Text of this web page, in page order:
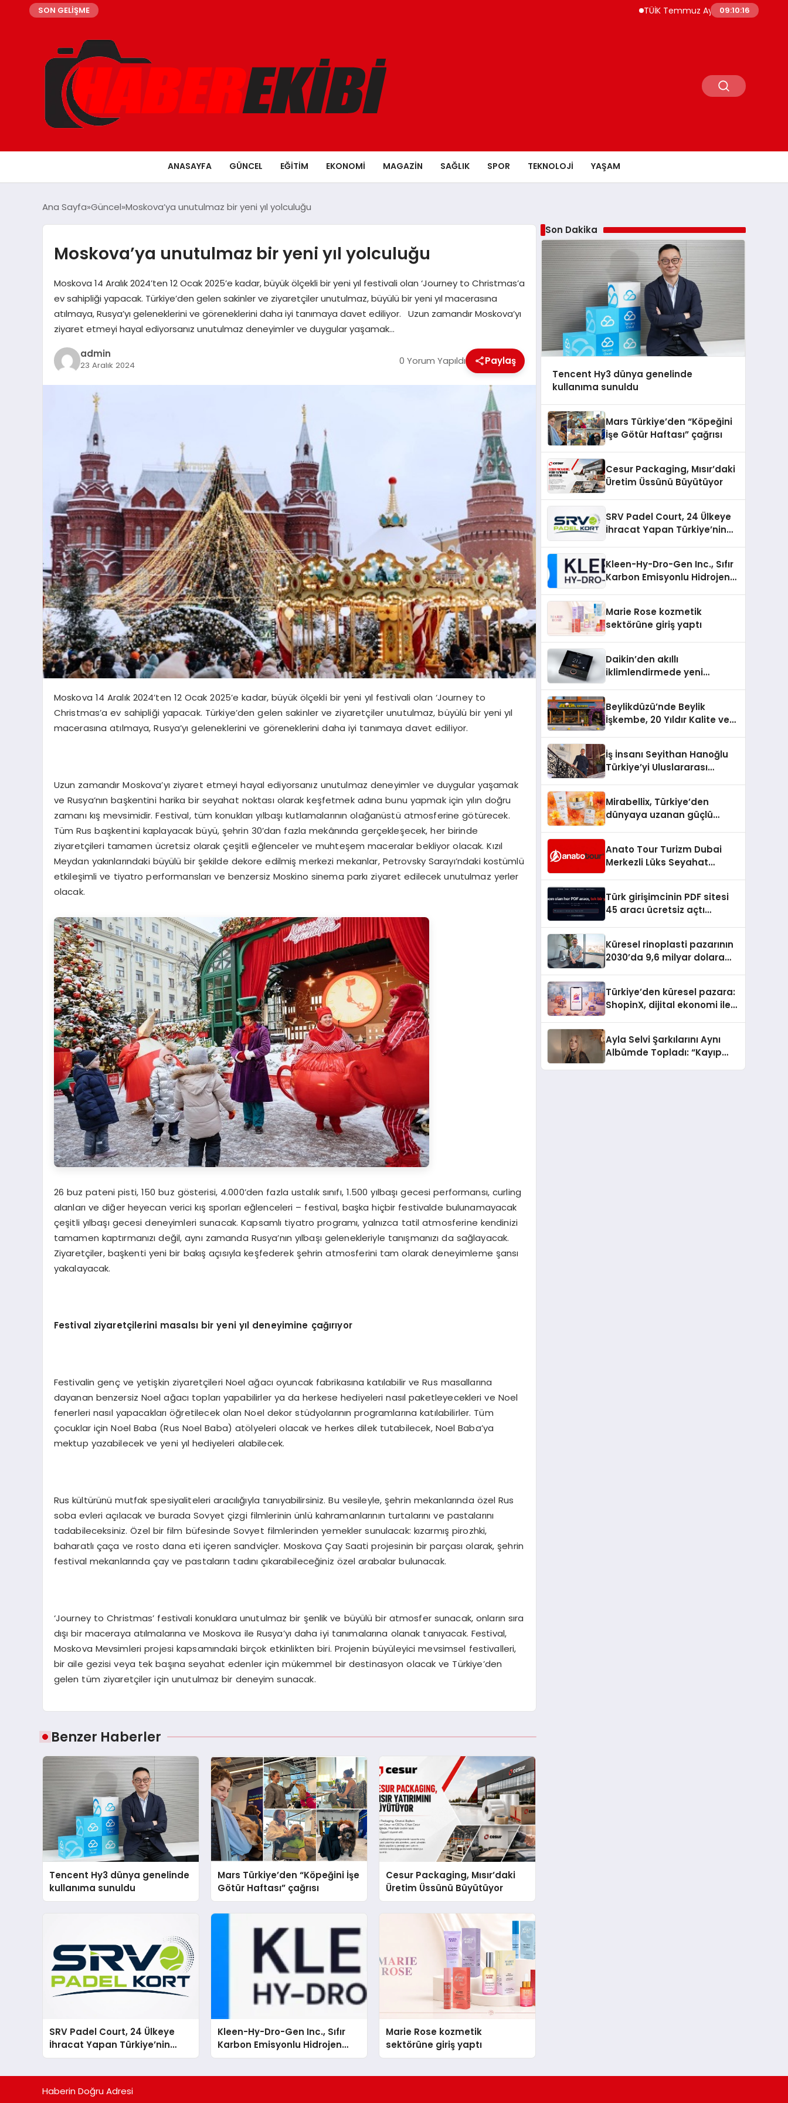
SON GELİŞME TÜİK Temmuz Ayında Fiyatı En Çok Artan
09:10:17
ANASAYFA GÜNCEL EĞITIM EKONOMI MAGAZIN SAĞLIK SPOR TEKNOLOJI YAŞAM
Ana Sayfa Güncel Moskova’ya unutulmaz bir yeni yıl yolculuğu
Moskova’ya unutulmaz bir yeni yıl yolculuğu
Moskova 14 Aralık 2024’ten 12 Ocak 2025’e kadar, büyük ölçekli bir yeni yıl festivali olan ‘Journey to Christmas’a
ev sahipliği yapacak. Türkiye’den gelen sakinler ve ziyaretçiler unutulmaz, büyülü bir yeni yıl macerasına
atılmaya, Rusya’yı geleneklerini ve göreneklerini daha iyi tanımaya davet ediliyor. Uzun zamandır Moskova’yı
ziyaret etmeyi hayal ediyorsanız unutulmaz deneyimler ve duygular yaşamak…
admin
23 Aralık 2024 0 Yorum Yapıldı Paylaş
Moskova 14 Aralık 2024’ten 12 Ocak 2025’e kadar, büyük ölçekli bir yeni yıl festivali olan ‘Journey to
Christmas’a ev sahipliği yapacak. Türkiye’den gelen sakinler ve ziyaretçiler unutulmaz, büyülü bir yeni yıl
macerasına atılmaya, Rusya’yı geleneklerini ve göreneklerini daha iyi tanımaya davet ediliyor.
Uzun zamandır Moskova’yı ziyaret etmeyi hayal ediyorsanız unutulmaz deneyimler ve duygular yaşamak
ve Rusya’nın başkentini harika bir seyahat noktası olarak keşfetmek adına bunu yapmak için yılın doğru
zamanı kış mevsimidir. Festival, tüm konukları yılbaşı kutlamalarının olağanüstü atmosferine götürecek.
Tüm Rus başkentini kaplayacak büyü, şehrin 30’dan fazla mekânında gerçekleşecek, her birinde
ziyaretçileri tamamen ücretsiz olarak çeşitli eğlenceler ve muhteşem maceralar bekliyor olacak. Kızıl
Meydan yakınlarındaki büyülü bir şekilde dekore edilmiş merkezi mekanlar, Petrovsky Sarayı’ndaki kostümlü
etkileşimli ve tiyatro performansları ve benzersiz Moskino sinema parkı ziyaret edilecek unutulmaz yerler
olacak.
26 buz pateni pisti, 150 buz gösterisi, 4.000’den fazla ustalık sınıfı, 1.500 yılbaşı gecesi performansı, curling
alanları ve diğer heyecan verici kış sporları eğlenceleri – festival, başka hiçbir festivalde bulunamayacak
çeşitli yılbaşı gecesi deneyimleri sunacak. Kapsamlı tiyatro programı, yalnızca tatil atmosferine kendinizi
tamamen kaptırmanızı değil, aynı zamanda Rusya’nın yılbaşı gelenekleriyle tanışmanızı da sağlayacak.
Ziyaretçiler, başkenti yeni bir bakış açısıyla keşfederek şehrin atmosferini tam olarak deneyimleme şansı
yakalayacak.
Festival ziyaretçilerini masalsı bir yeni yıl deneyimine çağırıyor
Festivalin genç ve yetişkin ziyaretçileri Noel ağacı oyuncak fabrikasına katılabilir ve Rus masallarına
dayanan benzersiz Noel ağacı topları yapabilirler ya da herkese hediyeleri nasıl paketleyecekleri ve Noel
fenerleri nasıl yapacakları öğretilecek olan Noel dekor stüdyolarının programlarına katılabilirler. Tüm
çocuklar için Noel Baba (Rus Noel Baba) atölyeleri olacak ve herkes dilek tutabilecek, Noel Baba’ya
mektup yazabilecek ve yeni yıl hediyeleri alabilecek.
Rus kültürünü mutfak spesiyaliteleri aracılığıyla tanıyabilirsiniz. Bu vesileyle, şehrin mekanlarında özel Rus
soba evleri açılacak ve burada Sovyet çizgi filmlerinin ünlü kahramanlarının turtalarını ve pastalarını
tadabileceksiniz. Özel bir film büfesinde Sovyet filmlerinden yemekler sunulacak: kızarmış pirozhki,
baharatlı çaça ve rosto dana eti içeren sandviçler. Moskova Çay Saati projesinin bir parçası olarak, şehrin
festival mekanlarında çay ve pastaların tadını çıkarabileceğiniz özel arabalar bulunacak.
‘Journey to Christmas’ festivali konuklara unutulmaz bir şenlik ve büyülü bir atmosfer sunacak, onların sıra
dışı bir maceraya atılmalarına ve Moskova ile Rusya’yı daha iyi tanımalarına olanak tanıyacak. Festival,
Moskova Mevsimleri projesi kapsamındaki birçok etkinlikten biri. Projenin büyüleyici mevsimsel festivalleri,
bir aile gezisi veya tek başına seyahat edenler için mükemmel bir destinasyon olacak ve Türkiye’den
gelen tüm ziyaretçiler için unutulmaz bir deneyim sunacak.
Benzer Haberler
Tencent Hy3 dünya genelinde
kullanıma sunuldu
Mars Türkiye’den “Köpeğini İşe
Götür Haftası” çağrısı
Cesur Packaging, Mısır’daki
Üretim Üssünü Büyütüyor
SRV Padel Court, 24 Ülkeye
İhracat Yapan Türkiye’nin
Padel Kortu Üretim Gücü
Kleen-Hy-Dro-Gen Inc., Sıfır
Karbon Emisyonlu Hidrojen
Isıtma Teknolojisinde ISO ve
Marie Rose kozmetik
sektörüne giriş yaptı
Son Dakika
Tencent Hy3 dünya genelinde
kullanıma sunuldu
Mars Türkiye’den “Köpeğini
İşe Götür Haftası” çağrısı
Cesur Packaging, Mısır’daki
Üretim Üssünü Büyütüyor
SRV Padel Court, 24 Ülkeye
İhracat Yapan Türkiye’nin
Kleen-Hy-Dro-Gen Inc., Sıfır
Karbon Emisyonlu Hidrojen
Aldı
Marie Rose kozmetik
sektörüne giriş yaptı
Daikin’den akıllı
iklimlendirmede yeni
Beylikdüzü’nde Beylik
İşkembe, 20 Yıldır Kalite ve
İş İnsanı Seyithan Hanoğlu
Türkiye’yi Uluslararası
Mirabellix, Türkiye’den
dünyaya uzanan güçlü
Anato Tour Turizm Dubai
Merkezli Lüks Seyahat
Türk girişimcinin PDF sitesi
45 aracı ücretsiz açtı
Küresel rinoplasti pazarının
2030’da 9,6 milyar dolara
Türkiye’den küresel pazara:
ShopinX, dijital ekonomi ile
Ayla Selvi Şarkılarını Aynı
Albümde Topladı: “Kayıp
Haberin Doğru Adresi